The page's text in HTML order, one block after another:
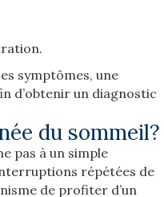
symptômes, une
d’obtenir un diagnostic
du sommeil?
pas à un simple
répétées de
de profiter d’un